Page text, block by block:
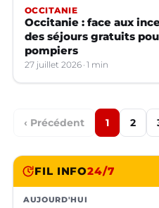
OCCITANIE
Occitanie : face aux
des séjours gratuits
pompiers
27 juillet 2026 1 min
‹ Précédent 1 2
FIL INFO24/7
AUJOURD'HUI